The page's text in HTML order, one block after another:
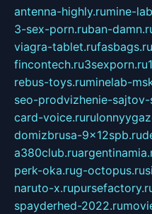
antenna-highly.rumine-
3-sex-porn.ruban-
viagra-tablet.rufasbags.ru
fincontech.ru3sexporn.ru
rebus-toys.ruminelab-
seo-prodvizhenie-
card-voice.ru
domizbrusa-9x12spb.ru
a380club.ru
perk-oka.rug-octopus.ru
naruto-x.ru
spayderhed-2022.ru